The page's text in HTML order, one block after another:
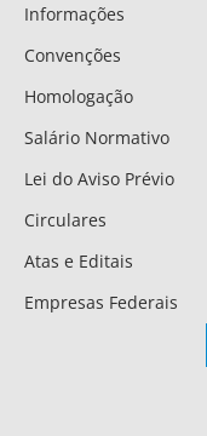
Informações
Convenções
Homologação
Salário Normativo
Lei do Aviso Prévio
Circulares
Atas e Editais
Empresas Federais